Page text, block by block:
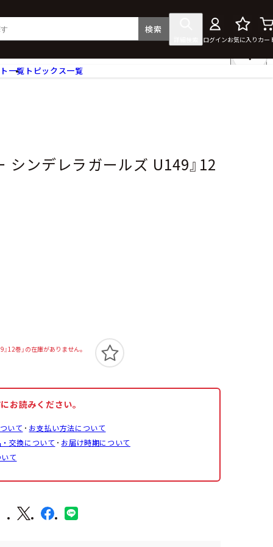
検索
ログインお気に入り カー
アクセサリー
一覧 トピックス一覧
シンデレラガールズ U149』12
12巻」の在庫がありません。
お読みください。
いて
お支払い方法について
交換について
お届け時期について
て